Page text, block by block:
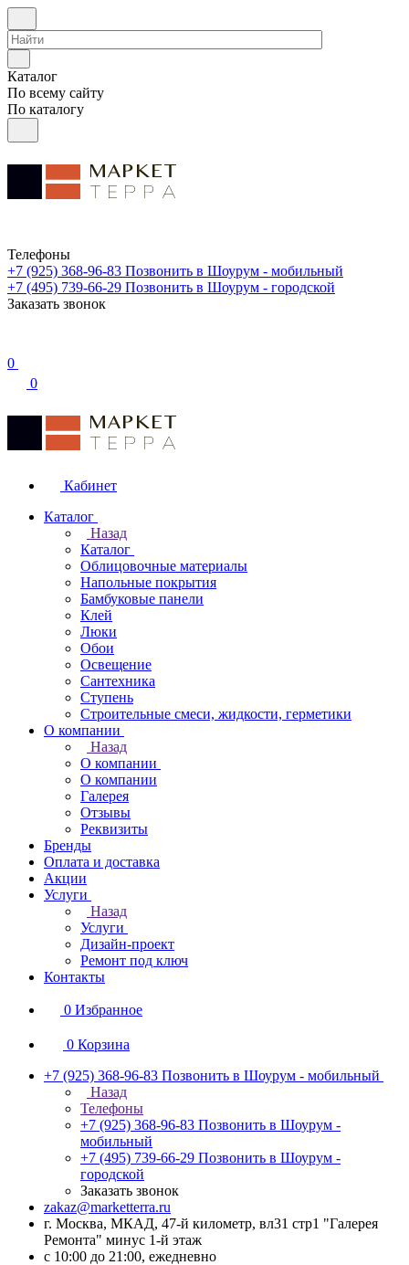
Каталог
По всему сайту
По каталогу
Телефоны
+7 (925) 368-96-83 Позвонить в Шоурум - мобильный
+7 (495) 739-66-29 Позвонить в Шоурум - городской
Заказать звонок
0
0
Кабинет
Каталог
Назад
Каталог
Облицовочные материалы
Напольные покрытия
Бамбуковые панели
Клей
Люки
Обои
Освещение
Сантехника
Ступень
Строительные смеси, жидкости, герметики
О компании
Назад
О компании
О компании
Галерея
Отзывы
Реквизиты
Бренды
Оплата и доставка
Акции
Услуги
Назад
Услуги
Дизайн-проект
Ремонт под ключ
Контакты
0 Избранное
0 Корзина
+7 (925) 368-96-83 Позвонить в Шоурум - мобильный
Назад
Телефоны
+7 (925) 368-96-83 Позвонить в Шоурум -
мобильный
+7 (495) 739-66-29 Позвонить в Шоурум -
городской
Заказать звонок
zakaz@marketterra.ru
г. Москва, МКАД, 47-й километр, вл31 стр1 "Галерея
Ремонта" минус 1-й этаж
с 10:00 до 21:00, ежедневно